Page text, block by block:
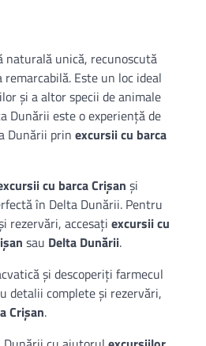
naturală unică, recunoscută
Este un loc ideal
și a altor specii de animale
Dunării este o experiență de
Dunării prin excursii cu barca
cu barca Crișan și
în Delta Dunării. Pentru
rezervări, accesați excursii cu
sau Delta Dunării.
și descoperiți farmecul
detalii complete și rezervări,
Crișan.